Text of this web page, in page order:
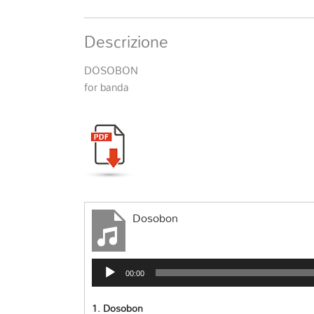
Descrizione
DOSOBON
for banda
Dosobon
Audio
Player 00:00
1.Dosobon